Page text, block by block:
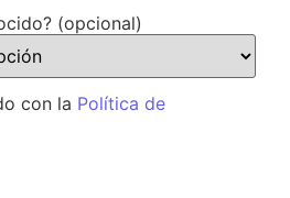
(opcional)
con la Política de